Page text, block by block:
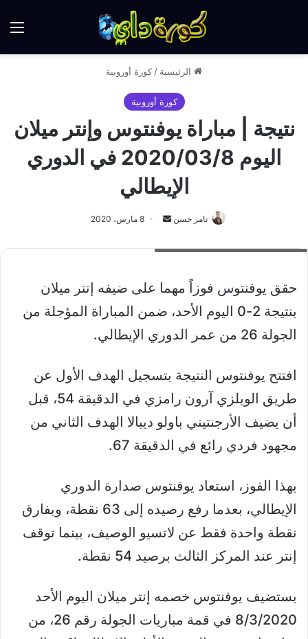
الرئيسية / كورة أوروبية
كورة أوروبية
نتيجة | مباراة يوفنتوس وإنتر ميلان
اليوم 2020/03/8 في الدوري
الإيطالي
تامر حسن
أرسل
إلكترونيا
8 مارس، 2020
حقق يوفنتوس فوزاً مهما على ضيفه إنتر ميلان
بنتيجة 2-0 اليوم الأحد، ضمن المباراة المؤجلة من
الجولة 26 من عمر الدوري الإيطالي.
افتتح يوفنتوس النتيجة بتسجيل الهدف الأول عن
طريق الويلزي آرون رامزي في الدقيقة 54، قبل
أن يضيف الأرجنتيني باولو ديبالا الهدف الثاني من
مجهود فردي رائع في الدقيقة 67.
بهذا الفوز، استعاد يوفنتوس صدارة الدوري
الإيطالي، بعدما رفع رصيده إلى 63 نقطة، وبفارق
نقطة واحدة فقط عن لاتسيو الوصيف، بينما توقف
إنتر عند المركز الثالث برصيد 54 نقطة.
يستضيف يوفنتوس خصمه إنتر ميلان اليوم الأحد
8/3/2020 في قمة مباريات الجولة رقم 26، من